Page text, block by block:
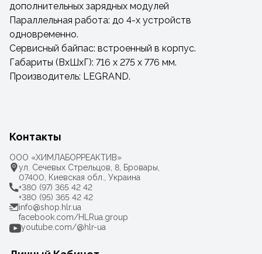
дополнительных зарядных модулей
Параллельная работа: до 4-х устройств
одновременно.
Сервисный байпас: встроенный в корпус.
Габариты (ВxШxГ): 716 x 275 x 776 мм.
Производитель: LEGRAND.
Контакты
ООО «ХИМЛАБОРРЕАКТИВ»
ул. Сечевых Стрельцов, 8, Бровары,
07400, Киевская обл., Украина
+380 (97) 365 42 42
+380 (95) 365 42 42
info@shop.hlr.ua
facebook.com/HLRua.group
youtube.com/@hlr-ua